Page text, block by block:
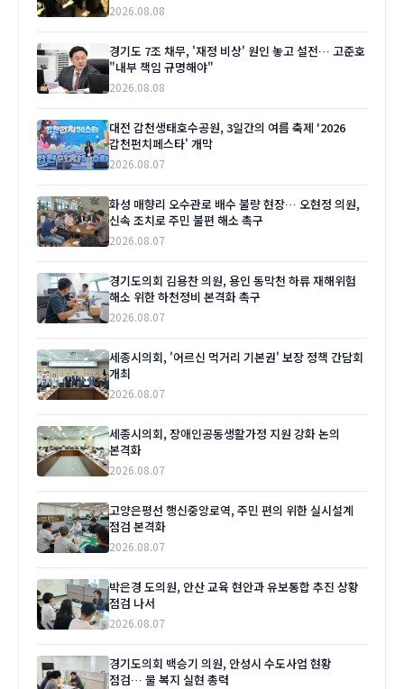
2026.08.08
경기도 7조 채무, '재정 비상' 원인 놓고 설전… 고준호
"내부 책임 규명해야"
2026.08.08
대전 갑천생태호수공원, 3일간의 여름 축제 '2026
갑천펀치페스타' 개막
2026.08.07
화성 매향리 오수관로 배수 불량 현장… 오현정 의원,
신속 조치로 주민 불편 해소 촉구
2026.08.07
경기도의회 김용찬 의원, 용인 동막천 하류 재해위험
해소 위한 하천정비 본격화 촉구
2026.08.07
세종시의회, '어르신 먹거리 기본권' 보장 정책 간담회
개최
2026.08.07
세종시의회, 장애인공동생활가정 지원 강화 논의
본격화
2026.08.07
고양은평선 행신중앙로역, 주민 편의 위한 실시설계
점검 본격화
2026.08.07
박은경 도의원, 안산 교육 현안과 유보통합 추진 상황
점검 나서
2026.08.07
경기도의회 백승기 의원, 안성시 수도사업 현황
점검… 물 복지 실현 총력